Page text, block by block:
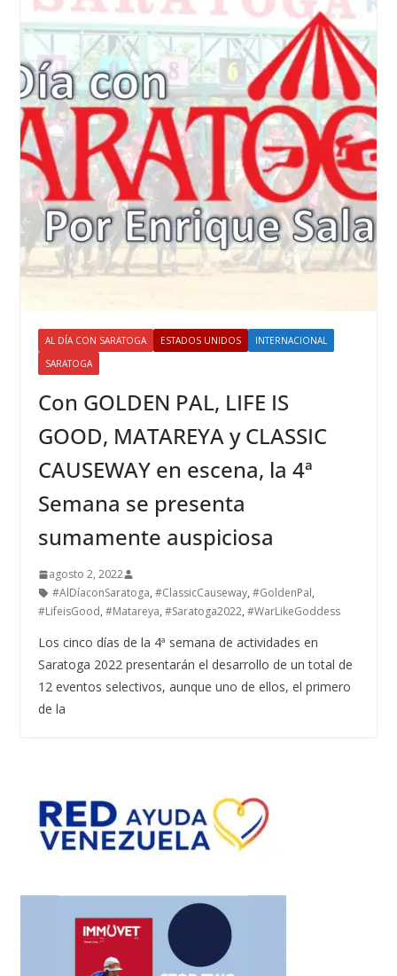
AL DÍA CON SARATOGA ESTADOS UNIDOS
INTERNACIONAL
SARATOGA
Con GOLDEN PAL, LIFE IS
GOOD, MATAREYA y CLASSIC
CAUSEWAY en escena, la 4ª
Semana se presenta
sumamente auspiciosa
agosto 2, 2022
#AlDíaconSaratoga, #ClassicCauseway, #GoldenPal,
#LifeisGood, #Matareya, #Saratoga2022, #WarLikeGoddess
Los cinco días de la 4ª semana de actividades en
Saratoga 2022 presentarán el desarrollo de un total de
12 eventos selectivos, aunque uno de ellos, el primero
de la